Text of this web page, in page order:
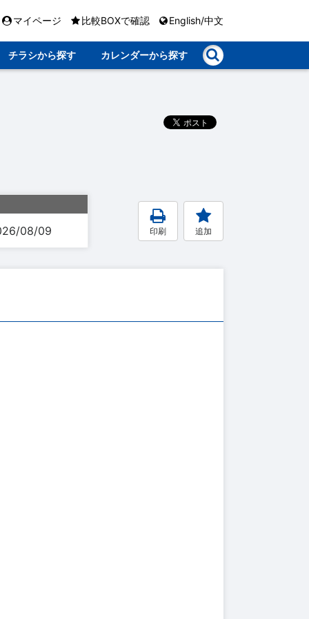
マイページ 比較BOXで確認 English/中文
チラシから探す カレンダーから探す
08/09 印刷 追加